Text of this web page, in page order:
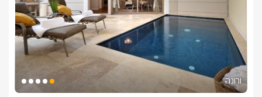
ורונה